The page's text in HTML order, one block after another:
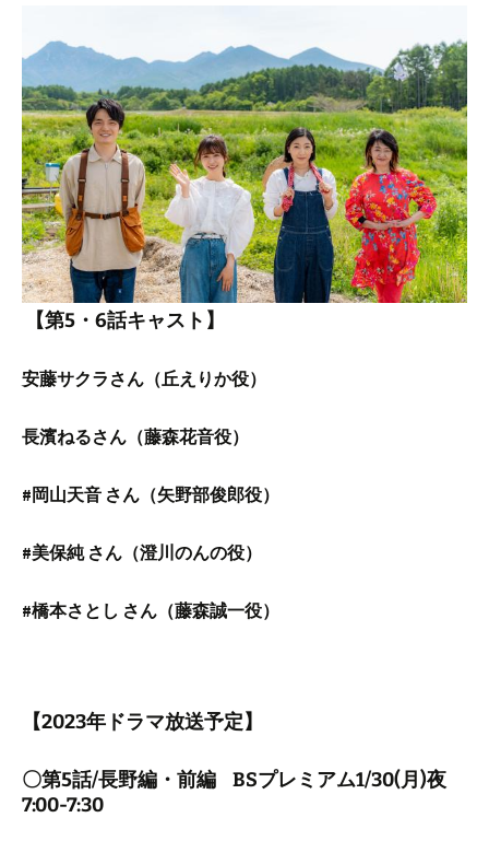
【第5・6話キャスト】
安藤サクラさん（丘えりか役）
長濱ねるさん（藤森花音役）
#岡山天音 さん（矢野部俊郎役）
#美保純 さん（澄川のんの役）
#橋本さとし さん（藤森誠一役）
【2023年ドラマ放送予定】
〇第5話/長野編・前編 BSプレミアム1/30(月)夜
7:00-7:30